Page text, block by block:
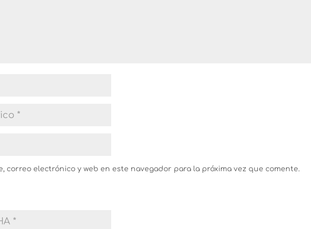
correo electrónico y web en este navegador para la próxima vez que comente.